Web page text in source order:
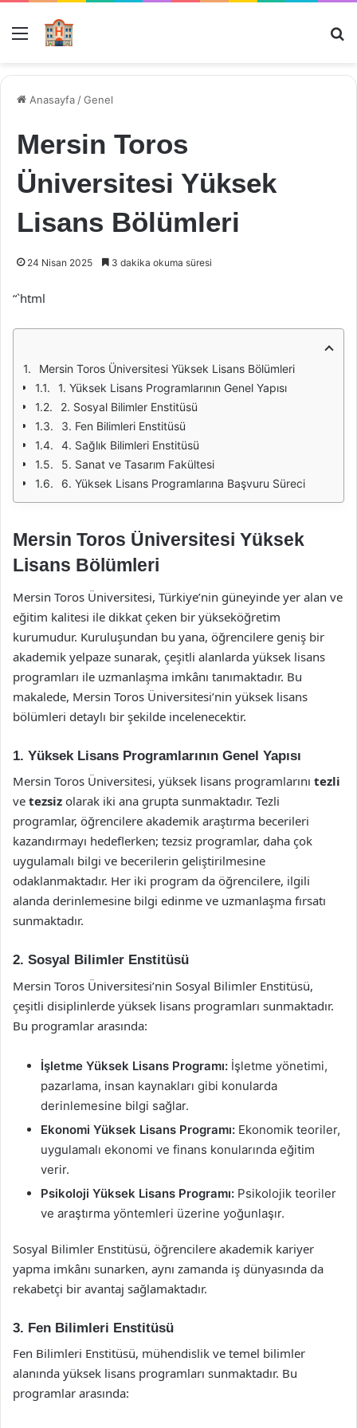
Menü
Anasayfa /Genel
Mersin Toros
Üniversitesi Yüksek
Lisans Bölümleri
24 Nisan 2025 3 dakika okuma süresi
“`html
Mersin Toros Üniversitesi Yüksek Lisans Bölümleri
1. Yüksek Lisans Programlarının Genel Yapısı
2. Sosyal Bilimler Enstitüsü
3. Fen Bilimleri Enstitüsü
4. Sağlık Bilimleri Enstitüsü
5. Sanat ve Tasarım Fakültesi
6. Yüksek Lisans Programlarına Başvuru Süreci
Mersin Toros Üniversitesi Yüksek
Lisans Bölümleri
Mersin Toros Üniversitesi, Türkiye’nin güneyinde yer alan ve
eğitim kalitesi ile dikkat çeken bir yükseköğretim
kurumudur. Kuruluşundan bu yana, öğrencilere geniş bir
akademik yelpaze sunarak, çeşitli alanlarda yüksek lisans
programları ile uzmanlaşma imkânı tanımaktadır. Bu
makalede, Mersin Toros Üniversitesi’nin yüksek lisans
bölümleri detaylı bir şekilde incelenecektir.
1. Yüksek Lisans Programlarının Genel Yapısı
Mersin Toros Üniversitesi, yüksek lisans programlarını tezli
ve tezsiz olarak iki ana grupta sunmaktadır. Tezli
programlar, öğrencilere akademik araştırma becerileri
kazandırmayı hedeflerken; tezsiz programlar, daha çok
uygulamalı bilgi ve becerilerin geliştirilmesine
odaklanmaktadır. Her iki program da öğrencilere, ilgili
alanda derinlemesine bilgi edinme ve uzmanlaşma fırsatı
sunmaktadır.
2. Sosyal Bilimler Enstitüsü
Mersin Toros Üniversitesi’nin Sosyal Bilimler Enstitüsü,
çeşitli disiplinlerde yüksek lisans programları sunmaktadır.
Bu programlar arasında:
İşletme Yüksek Lisans Programı: İşletme yönetimi,
pazarlama, insan kaynakları gibi konularda
derinlemesine bilgi sağlar.
Ekonomi Yüksek Lisans Programı: Ekonomik teoriler,
uygulamalı ekonomi ve finans konularında eğitim
verir.
Psikoloji Yüksek Lisans Programı: Psikolojik teoriler
ve araştırma yöntemleri üzerine yoğunlaşır.
Sosyal Bilimler Enstitüsü, öğrencilere akademik kariyer
yapma imkânı sunarken, aynı zamanda iş dünyasında da
rekabetçi bir avantaj sağlamaktadır.
3. Fen Bilimleri Enstitüsü
Fen Bilimleri Enstitüsü, mühendislik ve temel bilimler
alanında yüksek lisans programları sunmaktadır. Bu
programlar arasında: